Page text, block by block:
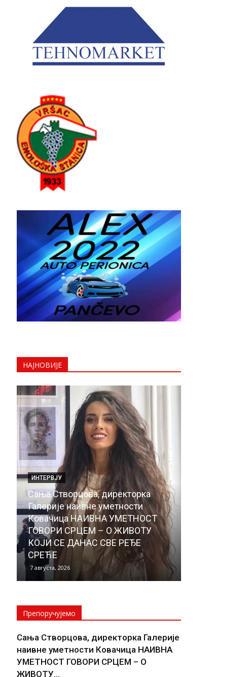
НАЈНОВИЈЕ
ИНТЕРВЈУ
Сања Створцова, директорка
Галерије наивне уметности
Ковачица НАИВНА УМЕТНОСТ
ГОВОРИ СРЦЕМ – О ЖИВОТУ
КОЈИ СЕ ДАНАС СВЕ РЕЂЕ
СРЕЋЕ
7 августа, 2026
Препоручујемо
Сања Створцова, директорка Галерије
наивне уметности Ковачица НАИВНА
УМЕТНОСТ ГОВОРИ СРЦЕМ – О
ЖИВОТУ...